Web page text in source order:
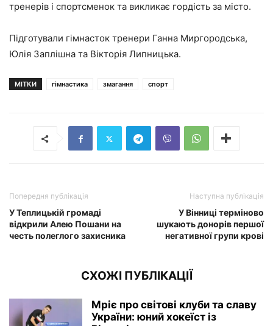
тренерів і спортсменок та викликає гордість за місто.
Підготували гімнасток тренери Ганна Миргородська,
Юлія Заплішна та Вікторія Липницька.
МІТКИ гімнастика змагання спорт
Попередня публікація
У Теплицькій громаді
відкрили Алею Пошани на
честь полеглого захисника
Наступна публікація
У Вінниці терміново
шукають донорів першої
негативної групи крові
СХОЖІ ПУБЛІКАЦІЇ
Мріє про світові клуби та славу
України: юний хокеїст із